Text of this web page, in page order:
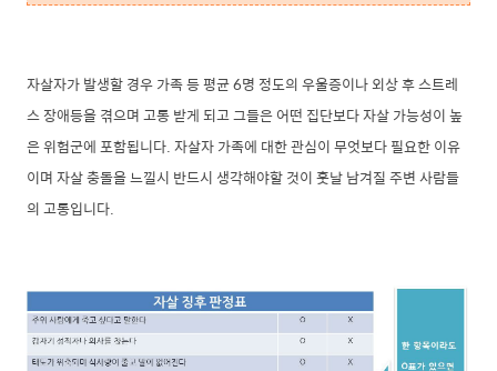
자살자가 발생할 경우 가족 등 평균 6명 정도의 우울증이나 외상 후 스트레
스 장애등을 겪으며 고통 받게 되고 그들은 어떤 집단보다 자살 가능성이 높
은 위험군에 포함됩니다. 자살자 가족에 대한 관심이 무엇보다 필요한 이유
이며 자살 충돌을 느낄시 반드시 생각해야할 것이 훗날 남겨질 주변 사람들
의 고통입니다.